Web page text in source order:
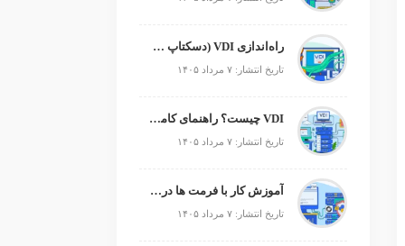
راه‌اندازی VDI (دسکتاپ مجازی)
تاریخ انتشار: ۷ مرداد ۱۴۰۵
VDI چیست؟ راهنمای کامل زیرساخت دسکتاپ مجازی
تاریخ انتشار: ۷ مرداد ۱۴۰۵
آموزش کار با فرمت ها در پایتون
تاریخ انتشار: ۷ مرداد ۱۴۰۵